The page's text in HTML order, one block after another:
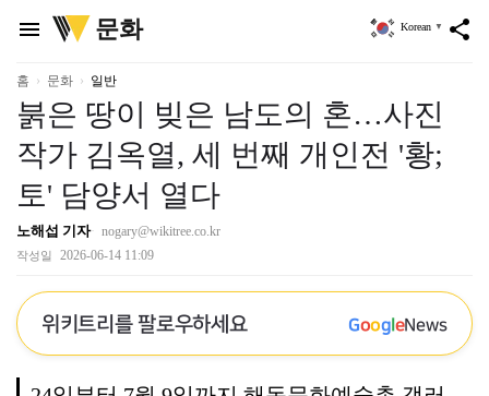
menu
위
키
리
문화 share
Korean ▼
홈 문화 일반
붉은 땅이 빚은 남도의 혼…사진
작가 김옥열, 세 번째 개인전 '황;
토' 담양서 열다
노해섭 기자 nogary@wikitree.co.kr
작성일 2026-06-14 11:09
위키트리를 팔로우하세요 GoogleNews